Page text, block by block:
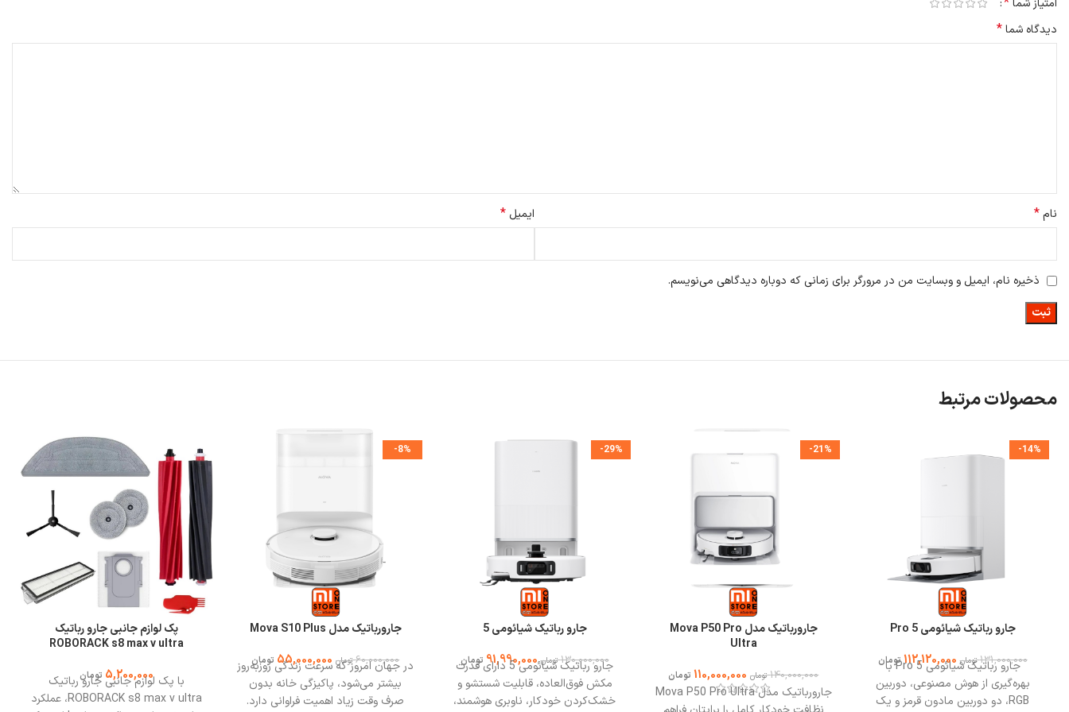
امتیاز شما
دیدگاه شما*
نام* ایمیل *
ذخیره نام، ایمیل و وبسایت من در مرورگر برای زمانی که دوباره دیدگاهی می‌نویسم.
محصولات مرتبط
-14%
جارو رباتیک شیائومی 5 Pro
131,000,000 تومان 112,120,000تومان
جارو رباتیک شیائومی 5 Pro با
بهره‌گیری از هوش مصنوعی، دوربین
RGB، دو دوربین مادون قرمز و یک
-21%
جارورباتیک مدل Mova P50 Pro
Ultra
140,000,000 تومان 110,000,000 تومان
جارورباتیک مدل Mova P50 Pro Ultra
-29%
جارو رباتیک شیائومی 5
130,000,000 تومان 91,990,000 تومان
جارو رباتیک شیائومی 5 دارای قدرت
مکش فوق‌العاده، قابلیت شستشو و
خشک‌کردن خودکار، ناوبری هوشمند،
-8%
جارورباتیک مدل Mova S10 Plus
60,000,000 تومان 55,000,000 تومان
در جهان امروز که سرعت زندگی روز‌به‌روز
بیشتر می‌شود، پاکیزگی خانه بدون
صرف وقت زیاد اهمیت فراوانی دارد.
پک لوازم جانبی جارو رباتیک
ROBORACK s8 max v ultra
5,200,000 تومان
با پک لوازم جانبی جارو رباتیک
ROBORACK s8 max v ultra، عملکرد